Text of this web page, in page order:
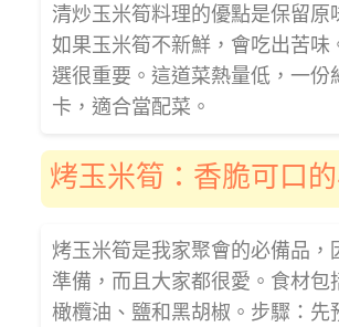
清炒玉米筍料理的優點是保留原
如果玉米筍不新鮮，會吃出苦味
選很重要。這道菜熱量低，一份
卡，適合當配菜。
烤玉米筍：香脆可口
烤玉米筍是我家聚會的必備品，
準備，而且大家都很愛。食材包
橄欖油、鹽和黑胡椒。步驟：先